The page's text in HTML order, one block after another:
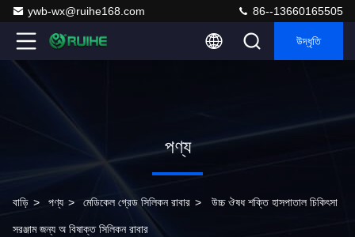
ywb-wx@ruihe168.com 86--13660165505
উদ্ধৃতি
পণ্য
বাড়ি > পণ্য > মেডিকেল গ্রেড সিলিকন রাবার > উচ্চ ঔষধ শক্তি হাসপাতাল চিকিৎসা
সরঞ্জাম জন্য অ বিষাক্ত সিলিকন রাবার